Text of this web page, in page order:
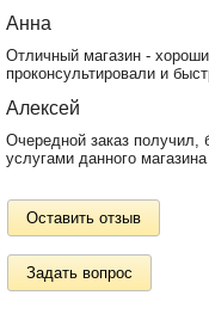
Анна
Отличный магазин -
проконсультировали и
Алексей
Очередной заказ
услугами данного
Оставить отзыв
Задать вопрос